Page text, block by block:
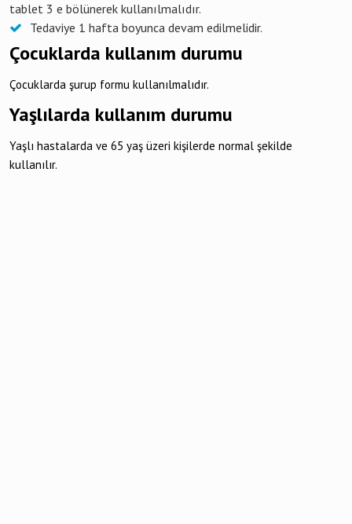
tablet 3 e bölünerek kullanılmalıdır.
Tedaviye 1 hafta boyunca devam edilmelidir.
Çocuklarda kullanım durumu
Çocuklarda şurup formu kullanılmalıdır.
Yaşlılarda kullanım durumu
Yaşlı hastalarda ve 65 yaş üzeri kişilerde normal şekilde
kullanılır.